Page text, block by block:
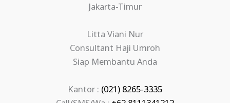
Jakarta-Timur
Litta Viani Nur
Consultant Haji Umroh
Siap Membantu Anda
Kantor : (021) 8265-3335